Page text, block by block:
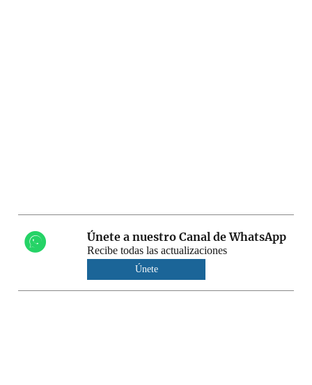
Únete a nuestro Canal de WhatsApp
Recibe todas las actualizaciones
Únete